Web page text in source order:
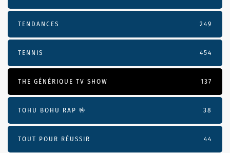
TENDANCES 249
TENNIS 454
THE GÉNÉRIQUE TV SHOW 137
TOHU BOHU RAP 🤟 38
TOUT POUR RÉUSSIR 44